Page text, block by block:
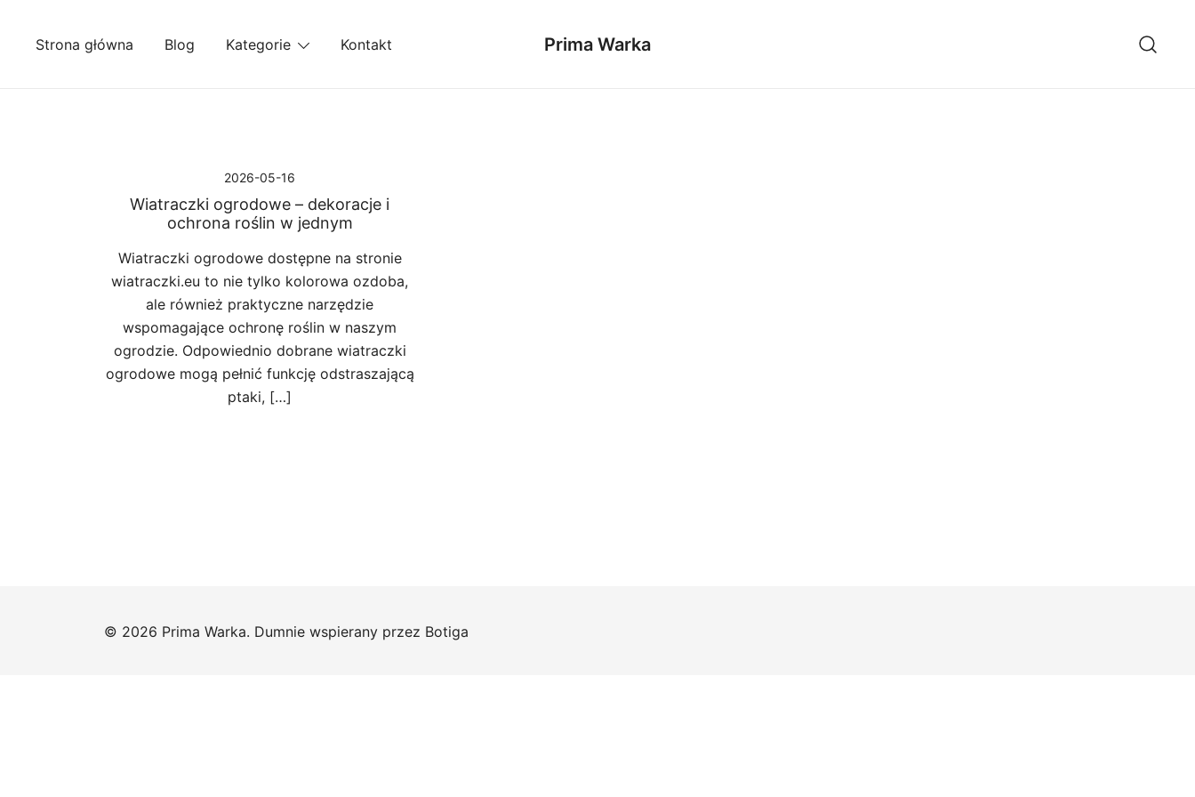
Strona główna Blog Kategorie Kontakt Prima Warka
2026-05-16
Wiatraczki ogrodowe – dekoracje i
ochrona roślin w jednym
Wiatraczki ogrodowe dostępne na stronie
wiatraczki.eu to nie tylko kolorowa ozdoba,
ale również praktyczne narzędzie
wspomagające ochronę roślin w naszym
ogrodzie. Odpowiednio dobrane wiatraczki
ogrodowe mogą pełnić funkcję odstraszającą
ptaki, […]
© 2026 Prima Warka. Dumnie wspierany przez Botiga